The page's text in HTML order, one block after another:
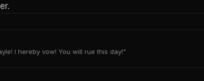
I hereby vow! You will rue this day!"